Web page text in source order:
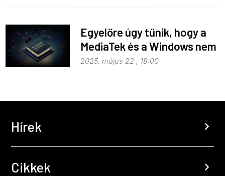
Egyelőre úgy tűnik, hogy a
MediaTek és a Windows nem
lesznek barátok
2025. május 22., 18:00
Hírek chevron_right
Cikkek chevron_right